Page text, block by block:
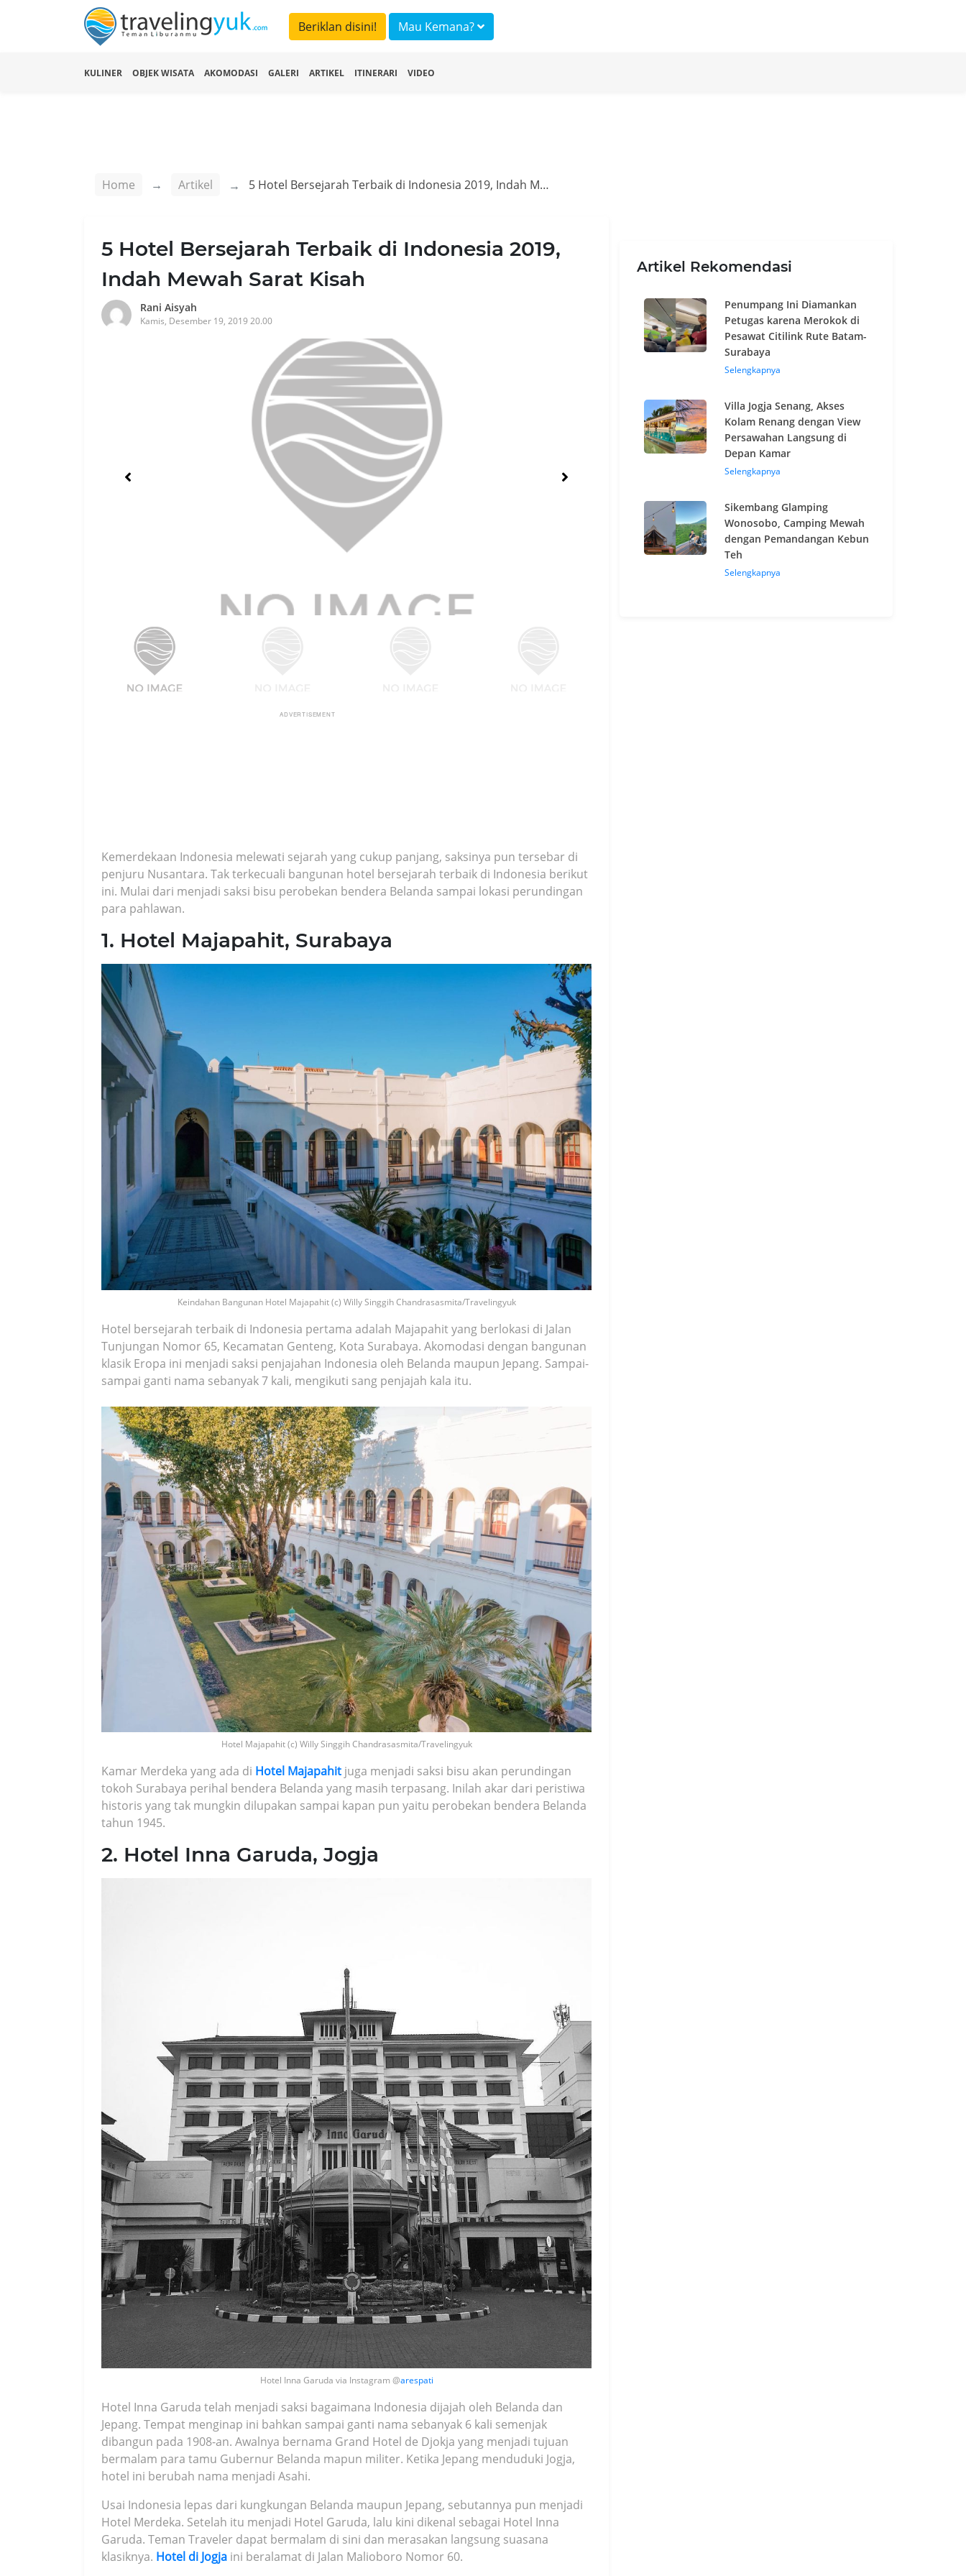
Beriklan disini! Mau Kemana?
KULINER OBJEK WISATA AKOMODASI GALERI ARTIKEL ITINERARI VIDEO
Home Artikel 5 Hotel Bersejarah Terbaik di Indonesia 2019, Indah Mewah Sarat Kisah
5 Hotel Bersejarah Terbaik di Indonesia 2019,
Indah Mewah Sarat Kisah
Rani Aisyah
Kamis, Desember 19, 2019 20.00
ADVERTISEMENT
Kemerdekaan Indonesia melewati sejarah yang cukup panjang, saksinya pun tersebar di
penjuru Nusantara. Tak terkecuali bangunan hotel bersejarah terbaik di Indonesia berikut
ini. Mulai dari menjadi saksi bisu perobekan bendera Belanda sampai lokasi perundingan
para pahlawan.
1. Hotel Majapahit, Surabaya
Keindahan Bangunan Hotel Majapahit (c) Willy Singgih Chandrasasmita/Travelingyuk
Hotel bersejarah terbaik di Indonesia pertama adalah Majapahit yang berlokasi di Jalan
Tunjungan Nomor 65, Kecamatan Genteng, Kota Surabaya. Akomodasi dengan bangunan
klasik Eropa ini menjadi saksi penjajahan Indonesia oleh Belanda maupun Jepang. Sampai-
sampai ganti nama sebanyak 7 kali, mengikuti sang penjajah kala itu.
Hotel Majapahit (c) Willy Singgih Chandrasasmita/Travelingyuk
Kamar Merdeka yang ada di Hotel Majapahit juga menjadi saksi bisu akan perundingan
tokoh Surabaya perihal bendera Belanda yang masih terpasang. Inilah akar dari peristiwa
historis yang tak mungkin dilupakan sampai kapan pun yaitu perobekan bendera Belanda
tahun 1945.
2. Hotel Inna Garuda, Jogja
Hotel Inna Garuda via Instagram @arespati
Hotel Inna Garuda telah menjadi saksi bagaimana Indonesia dijajah oleh Belanda dan
Jepang. Tempat menginap ini bahkan sampai ganti nama sebanyak 6 kali semenjak
dibangun pada 1908-an. Awalnya bernama Grand Hotel de Djokja yang menjadi tujuan
bermalam para tamu Gubernur Belanda mapun militer. Ketika Jepang menduduki Jogja,
hotel ini berubah nama menjadi Asahi.
Usai Indonesia lepas dari kungkungan Belanda maupun Jepang, sebutannya pun menjadi
Hotel Merdeka. Setelah itu menjadi Hotel Garuda, lalu kini dikenal sebagai Hotel Inna
Garuda. Teman Traveler dapat bermalam di sini dan merasakan langsung suasana
klasiknya. Hotel di Jogja ini beralamat di Jalan Malioboro Nomor 60.
Artikel Rekomendasi
Penumpang Ini Diamankan
Petugas karena Merokok di
Pesawat Citilink Rute Batam-
Surabaya
Selengkapnya
Villa Jogja Senang, Akses
Kolam Renang dengan View
Persawahan Langsung di
Depan Kamar
Selengkapnya
Sikembang Glamping
Wonosobo, Camping Mewah
dengan Pemandangan Kebun
Teh
Selengkapnya